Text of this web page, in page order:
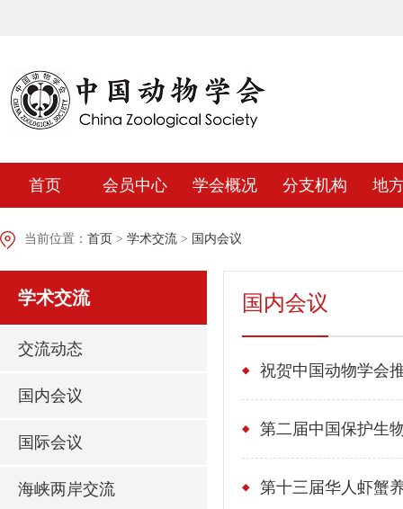
首页 会员中心 学会概况 分支机构 地
当前位置： 首页 > 学术交流 > 国内会议
学术交流
交流动态
国内会议
国际会议
海峡两岸交流
国内会议
第二届中国保护生
第十三届华人虾蟹